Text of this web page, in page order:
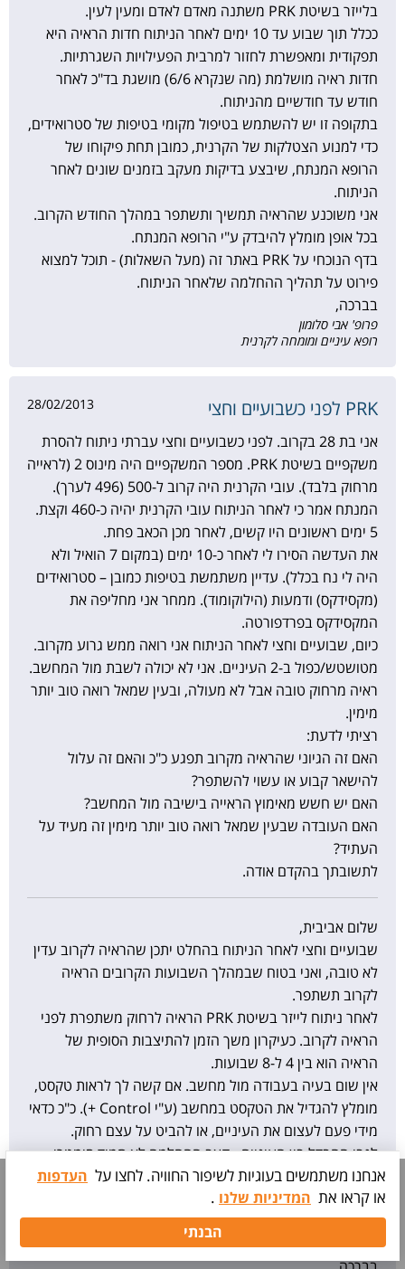
בלייזר בשיטת PRK משתנה מאדם לאדם ומעין לעין.
ככלל תוך שבוע עד 10 ימים לאחר הניתוח חדות הראיה היא
תפקודית ומאפשרת לחזור למרבית הפעילויות השגרתיות.
חדות ראיה מושלמת (מה שנקרא 6/6) מושגת בד"כ לאחר
חודש עד חודשיים מהניתוח.
בתקופה זו יש להשתמש בטיפול מקומי בטיפות של סטרואידים,
כדי למנוע הצטלקות של הקרנית, כמובן תחת פיקוחו של
הרופא המנתח, שיבצע בדיקות מעקב בזמנים שונים לאחר
הניתוח.
אני משוכנע שהראיה תמשיך ותשתפר במהלך החודש הקרוב.
בכל אופן מומלץ להיבדק ע"י הרופא המנתח.
בדף הנוכחי על PRK באתר זה (מעל השאלות) - תוכל למצוא
פירוט על תהליך ההחלמה שלאחר הניתוח.
בברכה,
פרופ' אבי סלומון
רופא עיניים ומומחה לקרנית
PRK לפני כשבועיים וחצי 28/02/2013
אני בת 28 בקרוב. לפני כשבועיים וחצי עברתי ניתוח להסרת
משקפיים בשיטת PRK. מספר המשקפיים היה מינוס 2 (לראייה
מרחוק בלבד). עובי הקרנית היה קרוב ל-500 (496 לערך).
המנתח אמר כי לאחר הניתוח עובי הקרנית יהיה כ-460 וקצת.
5 ימים ראשונים היו קשים, לאחר מכן הכאב פחת.
את העדשה הסירו לי לאחר כ-10 ימים (במקום 7 הואיל ולא
היה לי נח בכלל). עדיין משתמשת בטיפות כמובן – סטרואידים
(מקסידקס) ודמעות (הילוקומוד). ממחר אני מחליפה את
המקסידקס בפרדפורטה.
כיום, שבועיים וחצי לאחר הניתוח אני רואה ממש גרוע מקרוב.
מטושטש/כפול ב-2 העיניים. אני לא יכולה לשבת מול המחשב.
ראיה מרחוק טובה אבל לא מעולה, ובעין שמאל רואה טוב יותר
מימין.
רציתי לדעת:
האם זה הגיוני שהראיה מקרוב תפגע כ"כ והאם זה עלול
להישאר קבוע או עשוי להשתפר?
האם יש חשש מאימוץ הראייה בישיבה מול המחשב?
האם העובדה שבעין שמאל רואה טוב יותר מימין זה מעיד על
העתיד?
לתשובתך בהקדם אודה.
שלום אביבית,
שבועיים וחצי לאחר הניתוח בהחלט יתכן שהראיה לקרוב עדין
לא טובה, ואני בטוח שבמהלך השבועות הקרובים הראיה
לקרוב תשתפר.
לאחר ניתוח לייזר בשיטת PRK הראיה לרחוק משתפרת לפני
הראיה לקרוב. כעיקרון משך הזמן להתיצבות הסופית של
הראיה הוא בין 4 ל-8 שבועות.
אין שום בעיה בעבודה מול מחשב. אם קשה לך לראות טקסט,
מומלץ להגדיל את הטקסט במחשב (ע"י Control +). כ"כ כדאי
מידי פעם לעצום את העיניים, או להביט על עצם רחוק.
לגבי ההבדל בין העיניים - קצב ההחלמה לא תמיד סימטרי,
ועין אחת יכולה להשתפר לפני השניה.
מומלץ להמשיך להקפיד להזליף את הטיפות על פי המלצת
הרופא המנתח, ואני בטוח שבמהלך השבועות הקרובים יהיה
שיפור בראיה בשתי העיניים גם לרחוק וגם לקרוב.
תיאום
אנחנו משתמשים בעוגיות לשיפור החוויה. לחצו על העדפות
או קראו את המדיניות שלנו .
הבנתי